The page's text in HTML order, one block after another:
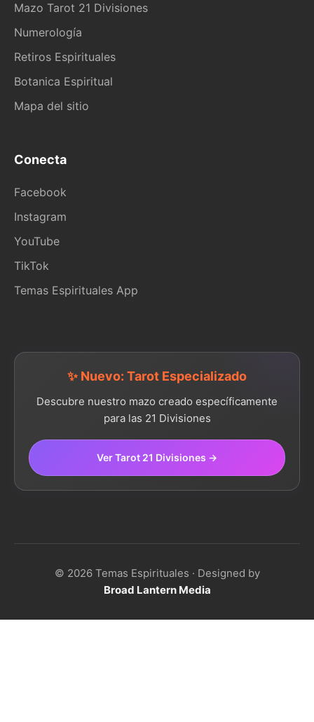
Mazo Tarot 21 Divisiones
Numerología
Retiros Espirituales
Botanica Espiritual
Mapa del sitio
Conecta
Facebook
Instagram
YouTube
TikTok
Temas Espirituales App
✨ Nuevo: Tarot Especializado
Descubre nuestro mazo creado específicamente
para las 21 Divisiones
Ver Tarot 21 Divisiones →
© 2026 Temas Espirituales · Designed by
Broad Lantern Media